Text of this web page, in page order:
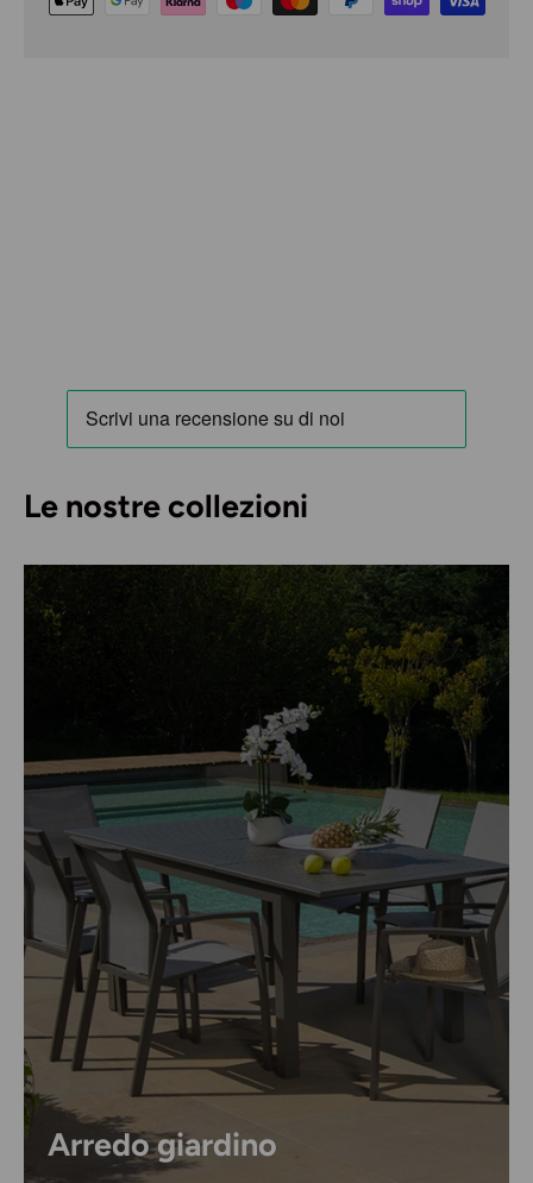
Le nostre collezioni
Arredo giardino